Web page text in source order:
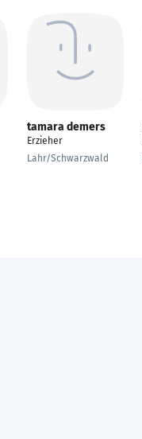
tamara demers
Erzieher
Lahr/Schwarzwald